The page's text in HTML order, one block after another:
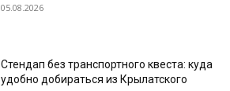
05.08.2026
Стендап без транспортного квеста: куда
удобно добираться из Крылатского